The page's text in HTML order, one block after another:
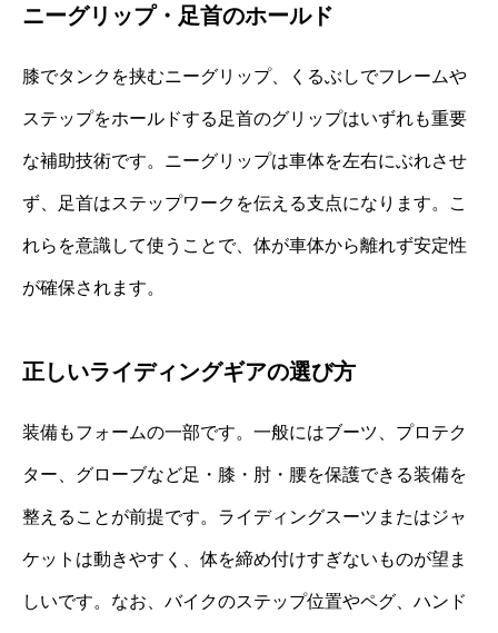
ニーグリップ・足首のホールド
膝でタンクを挟むニーグリップ、くるぶしでフレームや
ステップをホールドする足首のグリップはいずれも重要
な補助技術です。ニーグリップは車体を左右にぶれさせ
ず、足首はステップワークを伝える支点になります。こ
れらを意識して使うことで、体が車体から離れず安定性
が確保されます。
正しいライディングギアの選び方
装備もフォームの一部です。一般にはブーツ、プロテク
ター、グローブなど足・膝・肘・腰を保護できる装備を
整えることが前提です。ライディングスーツまたはジャ
ケットは動きやすく、体を締め付けすぎないものが望ま
しいです。なお、バイクのステップ位置やペグ、ハンド